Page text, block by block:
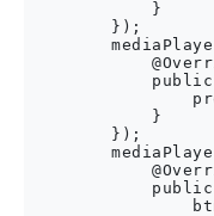
            }
        });
            }
        });